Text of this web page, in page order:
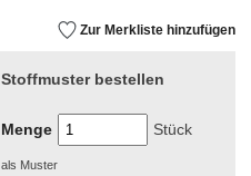
Zur Merkliste hinzufügen
Stoffmuster bestellen
Menge Stück
als Muster